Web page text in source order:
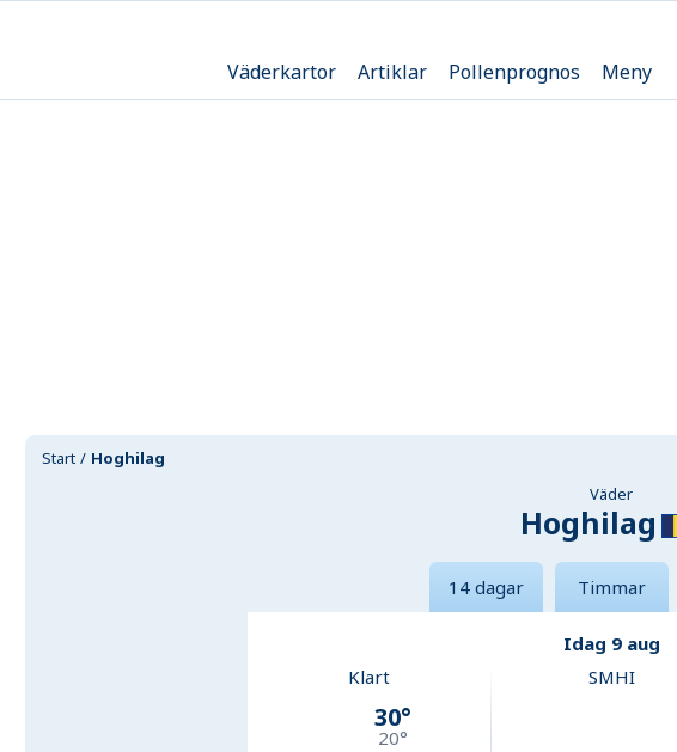
Väderkartor Artiklar Pollenprognos Meny
Start Hoghilag
Väder
Hoghilag
14 dagar Timmar
Idag 9 aug
Klart
30°
20°
SMHI